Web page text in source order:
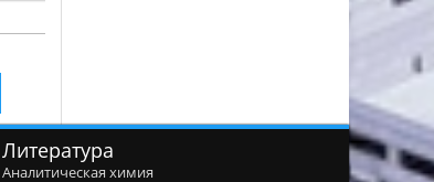
Литература
Аналитическая химия